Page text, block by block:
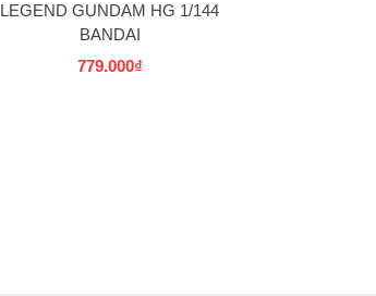
LEGEND GUNDAM HG 1/144
BANDAI
779.000₫